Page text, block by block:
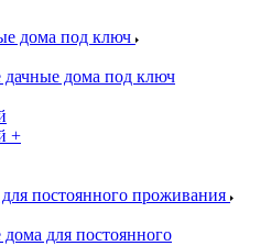
дома под ключ
дачные дома под ключ
+
постоянного проживания
для постоянного